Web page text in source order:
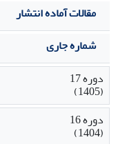
مقالات آماده انتشار
شماره جاری
دوره 17
(1405)
دوره 16
(1404)